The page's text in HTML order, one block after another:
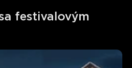
festivalovým